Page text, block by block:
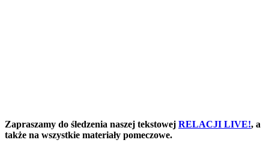
Zapraszamy do śledzenia naszej tekstowej RELACJI LIVE!, a
także na wszystkie materiały pomeczowe.